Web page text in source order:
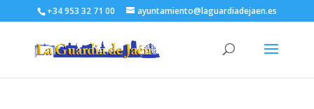
+34 953 32 71 00 ayuntamiento@laguardiadejaen.es